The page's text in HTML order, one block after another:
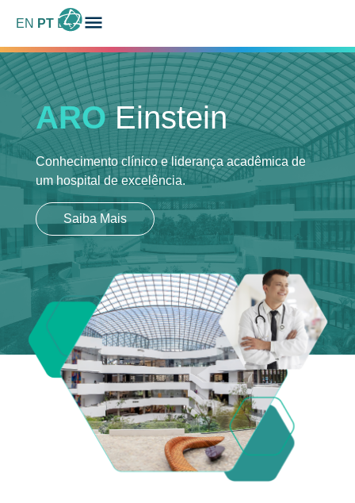
EN PT ES
ARO Einstein
Conhecimento clínico e liderança acadêmica de
um hospital de excelência.
Saiba Mais